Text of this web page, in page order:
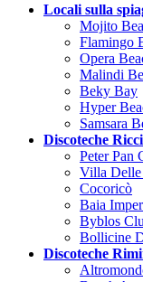
Locali sulla
Mojito
Flamingo
Opera
Malindi
Beky Bay
Hyper
Samsara
Discoteche
Peter Pan
Villa Delle
Cocoricò
Baia
Byblos
Bollicine
Discoteche